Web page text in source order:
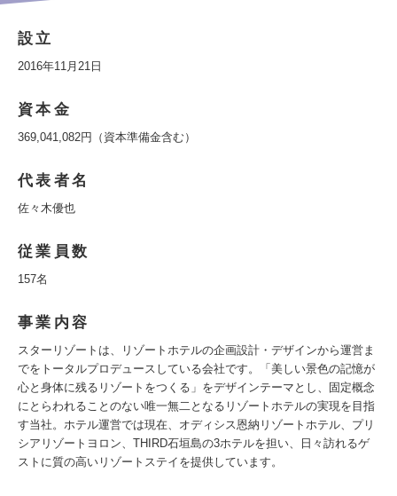
設立
2016年11月21日
資本金
369,041,082円（資本準備金含む）
代表者名
佐々木優也
従業員数
157名
事業内容
スターリゾートは、リゾートホテルの企画設計・デザインから運営ま
でをトータルプロデュースしている会社です。「美しい景色の記憶が
心と身体に残るリゾートをつくる」をデザインテーマとし、固定概念
にとらわれることのない唯一無二となるリゾートホテルの実現を目指
す当社。ホテル運営では現在、オディシス恩納リゾートホテル、プリ
シアリゾートヨロン、THIRD石垣島の3ホテルを担い、日々訪れるゲ
ストに質の高いリゾートステイを提供しています。